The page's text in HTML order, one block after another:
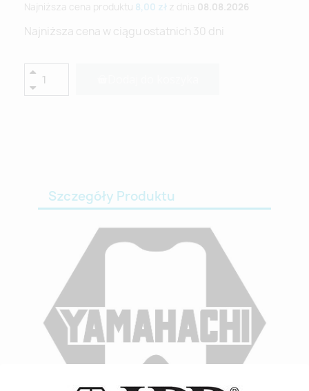
Najniższa cena produktu 8,00 zł z dnia 08.08.2026
Najniższa cena w ciągu ostatnich 30 dni
Szczegóły Produktu